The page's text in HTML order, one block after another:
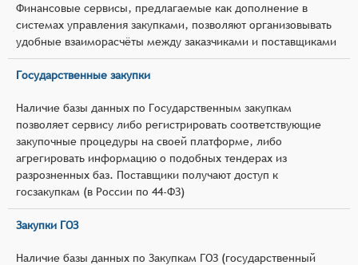
Финансовые сервисы, предлагаемые как дополнение в
системах управления закупками, позволяют организовывать
удобные взаиморасчёты между заказчиками и поставщиками
Государственные закупки
Наличие базы данных по Государственным закупкам
позволяет сервису либо регистрировать соответствующие
закупочные процедуры на своей платформе, либо
агрегировать информацию о подобных тендерах из
разрозненных баз. Поставщики получают доступ к
госзакупкам (в России по 44-ФЗ)
Закупки ГОЗ
Наличие базы данных по Закупкам ГОЗ (государственный